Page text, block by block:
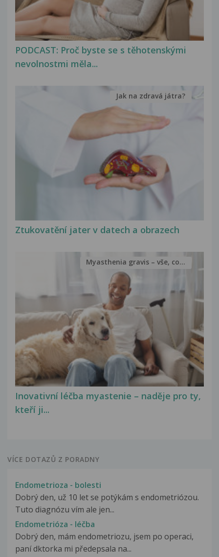
PODCAST: Proč byste se s těhotenskými
nevolnostmi měla...
Ztukovatění jater v datech a obrazech
Jak na zdravá játra?
Inovativní léčba myastenie – naděje pro ty,
kteří ji...
Myasthenia gravis – vše, co...
VÍCE DOTAZŮ Z PORADNY
Endometrioza - bolesti
Dobrý den, už 10 let se potýkám s endometriózou.
Tuto diagnózu vím ale jen...
Endometrióza - léčba
Dobrý den, mám endometriozu, jsem po operaci,
paní dktorka mi předepsala na...